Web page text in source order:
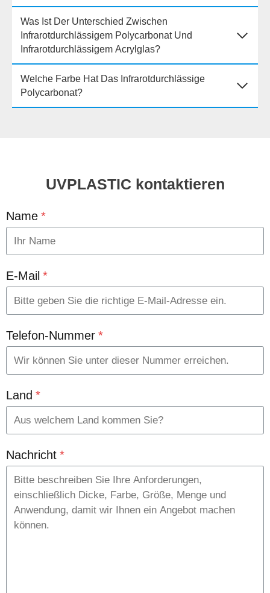
Was Ist Der Unterschied Zwischen
Infrarotdurchlässigem Polycarbonat Und
Infrarotdurchlässigem Acrylglas?
Welche Farbe Hat Das Infrarotdurchlässige
Polycarbonat?
UVPLASTIC kontaktieren
Name *
E-Mail *
Telefon-Nummer *
Land *
Nachricht *